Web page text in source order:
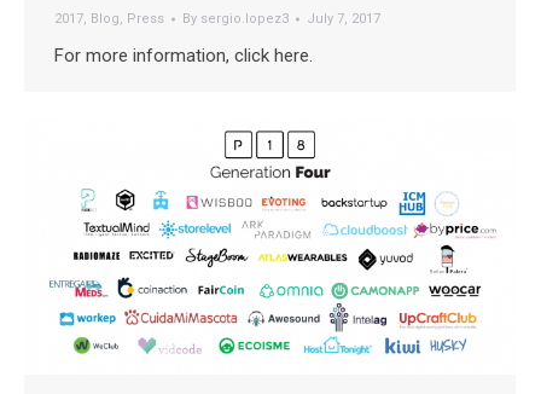
2017, Blog, Press By sergio.lopez3 July 7, 2017
For more information, click here.